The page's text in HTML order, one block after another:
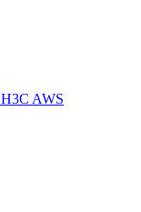
H3C AWS